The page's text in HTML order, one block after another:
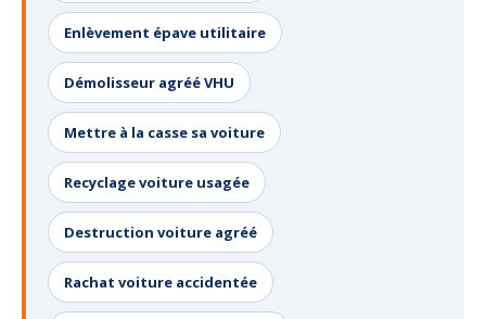
Enlèvement épave utilitaire
Démolisseur agréé VHU
Mettre à la casse sa voiture
Recyclage voiture usagée
Destruction voiture agréé
Rachat voiture accidentée